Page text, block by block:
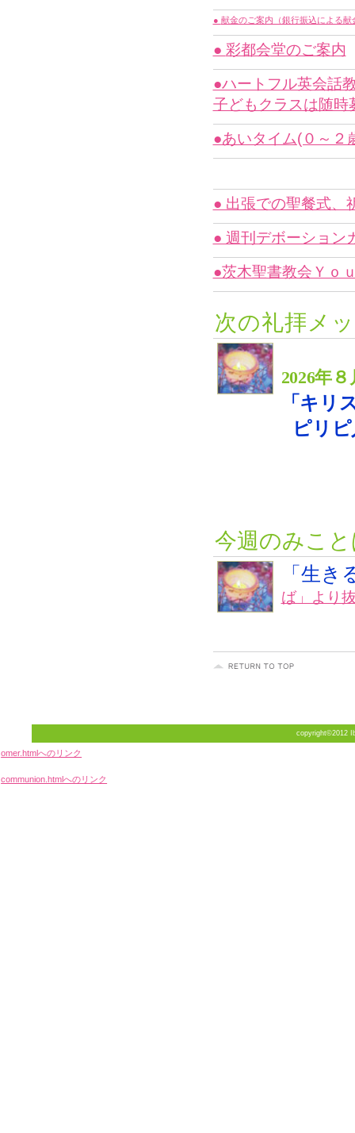
● 献金のご案内（銀行振込による献
● 彩都会堂のご案内
●ハートフル英会話
子どもクラスは随時
●あいタイム(０～２
● 出張での聖餐式、
● 週刊デボーション
●茨木聖書教会Ｙｏ
次の礼拝メ
2026年
「キ
ピリピ人へ
今週のみこ
「生
ば」より
copyright©2012
omer.htmlへのリンク
communion.htmlへのリンク